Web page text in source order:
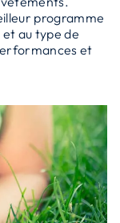
programme
au type de
et